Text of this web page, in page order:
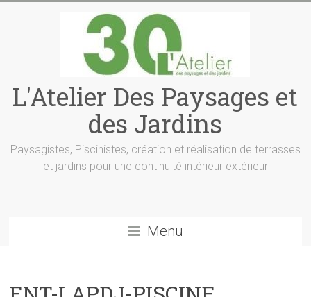
L'Atelier Des Paysages et
des Jardins
Paysagistes, Piscinistes, création et réalisation de terrasses
et jardins pour une continuité intérieur extérieur
Menu